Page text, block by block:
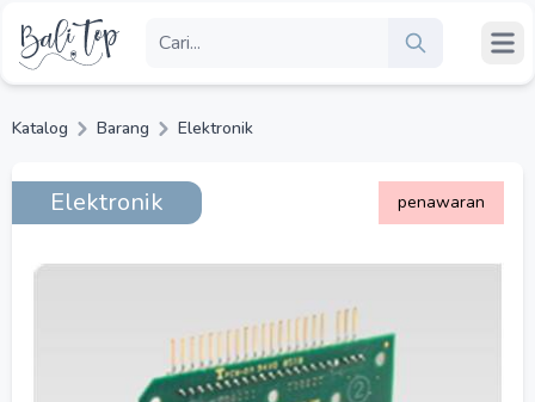
Katalog Barang Elektronik
Elektronik penawaran